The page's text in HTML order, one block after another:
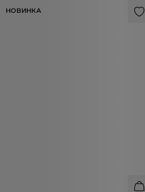
НОВИНКА